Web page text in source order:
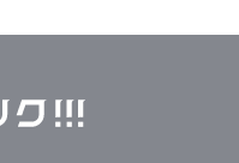
決定！】12/16〜18開